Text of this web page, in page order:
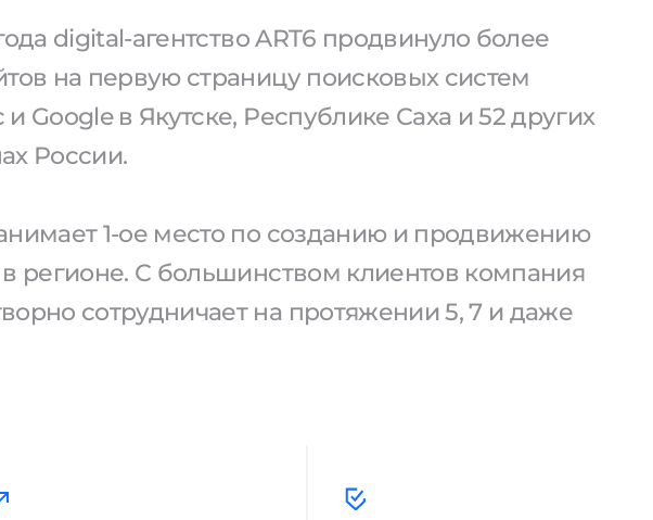
digital-агентство ART6 продвинуло более
на первую страницу поисковых систем
Google в Якутске, Республике Саха и 52 других
России.
1-ое место по созданию и продвижению
в регионе. С большинством клиентов компания
сотрудничает на протяжении 5, 7 и даже